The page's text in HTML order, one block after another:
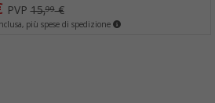
PVP15,99€
più spese di spedizione